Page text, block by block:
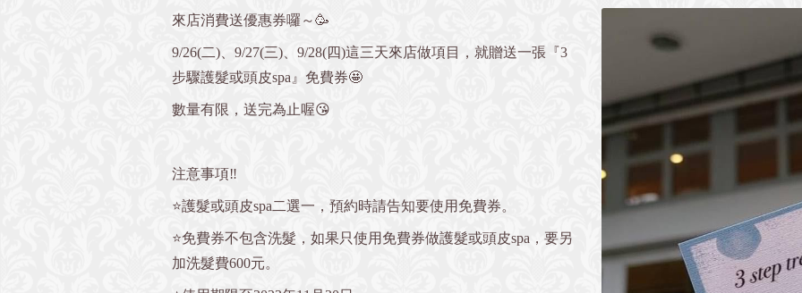
來店消費送優惠券囉～🥳
9/26(二)、9/27(三)、9/28(四)這三天來店做項目，就贈送一張『3
步驟護髮或頭皮spa』免費券🤩
數量有限，送完為止喔😘
注意事項‼️
⭐️護髮或頭皮spa二選一，預約時請告知要使用免費券。
⭐️免費券不包含洗髮，如果只使用免費券做護髮或頭皮spa，要另
加洗髮費600元。